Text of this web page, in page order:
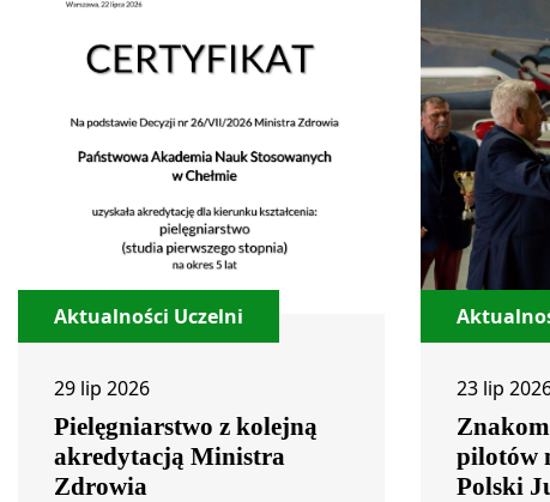
Aktualności Uczelni
29 lip 2026
Pielęgniarstwo z kolejną
akredytacją Ministra
Zdrowia
23 lip
pilotów
Polski